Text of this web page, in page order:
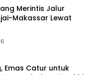
Merintis Jalur
Makassar Lewat
Emas Catur untuk